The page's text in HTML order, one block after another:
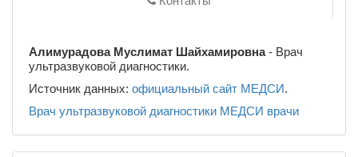
Алимурадова Муслимат Шайхамировна- Врач
ультразвуковой диагностики.
Источник данных: официальный сайт МЕДСИ.
Врач ультразвуковой диагностики МЕДСИ врачи